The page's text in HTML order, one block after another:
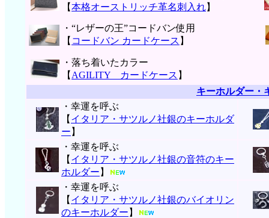
【本格オーストリッチ革名刺入れ】
・“レザーの王”コードバン使用
【 コードバン カードケース 】
・落ち着いたカラー
【 AGILITY カードケース 】
キーホルダー・
・幸運を呼ぶ
【 イタリア・サツルノ社銀のキーホルダ
ー 】
・幸運を呼ぶ
【 イタリア・サツルノ社銀の音符のキー
ホルダー 】
・幸運を呼ぶ
【 イタリア・サツルノ社銀のバイオリン
のキーホルダー 】